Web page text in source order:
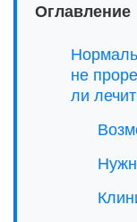
Оглавление
не
ли